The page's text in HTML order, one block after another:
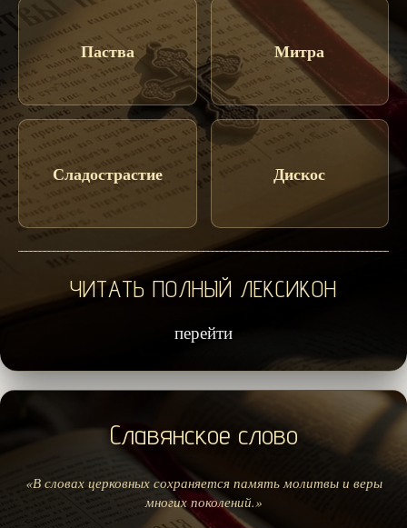
Паства Митра
Сладострастие Дискос
ЧИТАТЬ ПОЛНЫЙ ЛЕКСИКОН
перейти
Славянское слово
«В словах церковных сохраняется память молитвы и веры
многих поколений.»